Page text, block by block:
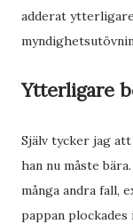
adderat
Ytterligare
Själv tycker jag
han nu måste
många andra fall,
pappan